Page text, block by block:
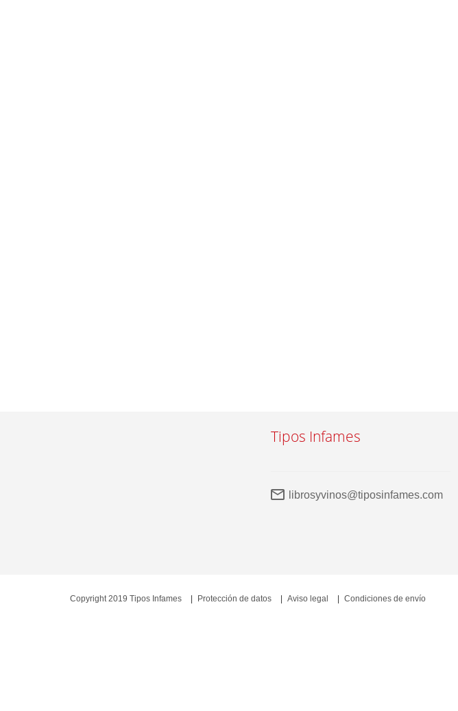
Tipos Infames
librosyvinos@tiposinfames.com
Copyright 2019 Tipos Infames Protección de datos Aviso legal Condiciones de envío